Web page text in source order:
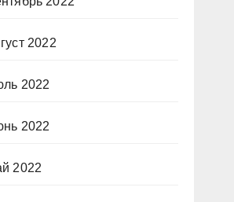
2022
2022
2022
2022